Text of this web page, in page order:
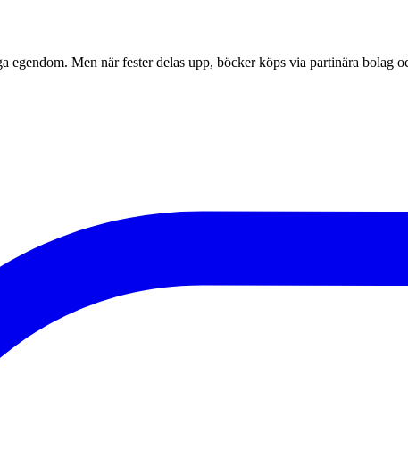
egendom. Men när fester delas upp, böcker köps via partinära